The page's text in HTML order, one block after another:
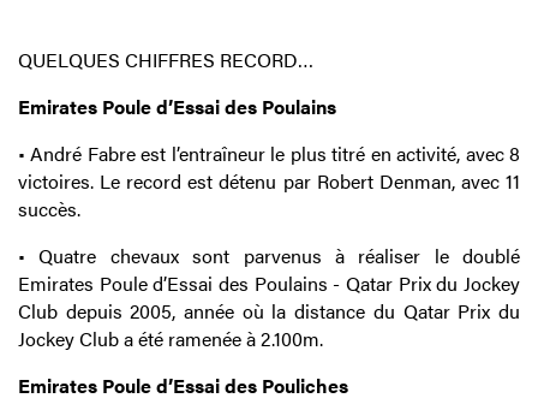
QUELQUES CHIFFRES RECORD…
Emirates Poule d’Essai des Poulains
• André Fabre est l’entraîneur le plus titré en activité, avec 8
victoires. Le record est détenu par Robert Denman, avec 11
succès.
• Quatre chevaux sont parvenus à réaliser le doublé
Emirates Poule d’Essai des Poulains - Qatar Prix du Jockey
Club depuis 2005, année où la distance du Qatar Prix du
Jockey Club a été ramenée à 2.100m.
Emirates Poule d’Essai des Pouliches